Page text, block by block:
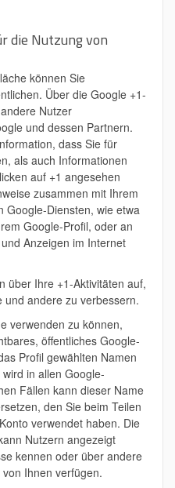
die Nutzung von
können Sie
Über die Google +1-
Nutzer
und dessen Partnern.
dass Sie für
als auch Informationen
auf +1 angesehen
zusammen mit Ihrem
Google-Diensten, wie etwa
Google-Profil, oder an
Anzeigen im Internet
über Ihre +1-Aktivitäten auf,
und andere zu verbessern.
verwenden zu können,
öffentliches Google-
Profil gewählten Namen
in allen Google-
Fällen kann dieser Name
den Sie beim Teilen
verwendet haben. Die
Nutzern angezeigt
kennen oder über andere
Ihnen verfügen.